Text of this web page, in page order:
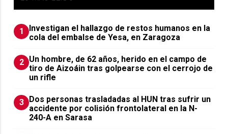
1
Investigan el hallazgo de restos humanos en la
cola del embalse de Yesa, en Zaragoza
2 Un hombre, de 62 años, herido en el campo de
tiro de Aizoáin tras golpearse con el cerrojo de
un rifle
3
​Dos personas trasladadas al HUN tras sufrir un
accidente por colisión frontolateral en la N-
240-A en Sarasa